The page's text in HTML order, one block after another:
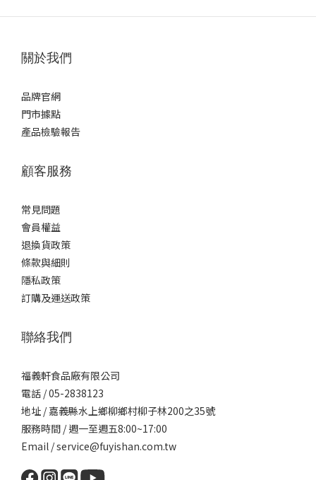
關於我們
品牌官網
門市據點
產品檢驗報告
顧客服務
常見問題
會員權益
退換貨政策
條款與細則
隱私政策
訂購及運送政策
聯絡我們
福義軒食品廠有限公司
電話 / 05-2838123
地址 / 嘉義縣水上鄉柳鄉村柳子林200之35號
服務時間 / 週一至週五8:00~17:00
Email / service@fuyishan.com.tw